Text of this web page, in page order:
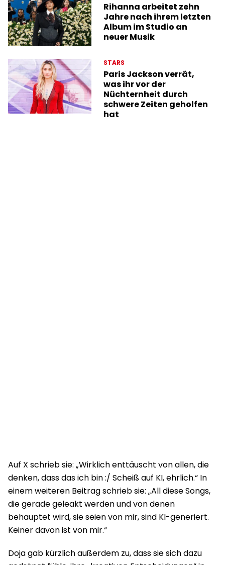
Rihanna arbeitet zehn
Jahre nach ihrem letzten
Album im Studio an
neuer Musik
STARS
Paris Jackson verrät,
was ihr vor der
Nüchternheit durch
schwere Zeiten geholfen
hat
Auf X schrieb sie: „Wirklich enttäuscht von allen, die
denken, dass das ich bin :/ Scheiß auf KI, ehrlich.“ In
einem weiteren Beitrag schrieb sie: „All diese Songs,
die gerade geleakt werden und von denen
behauptet wird, sie seien von mir, sind KI-generiert.
Keiner davon ist von mir.“
Doja gab kürzlich außerdem zu, dass sie sich dazu